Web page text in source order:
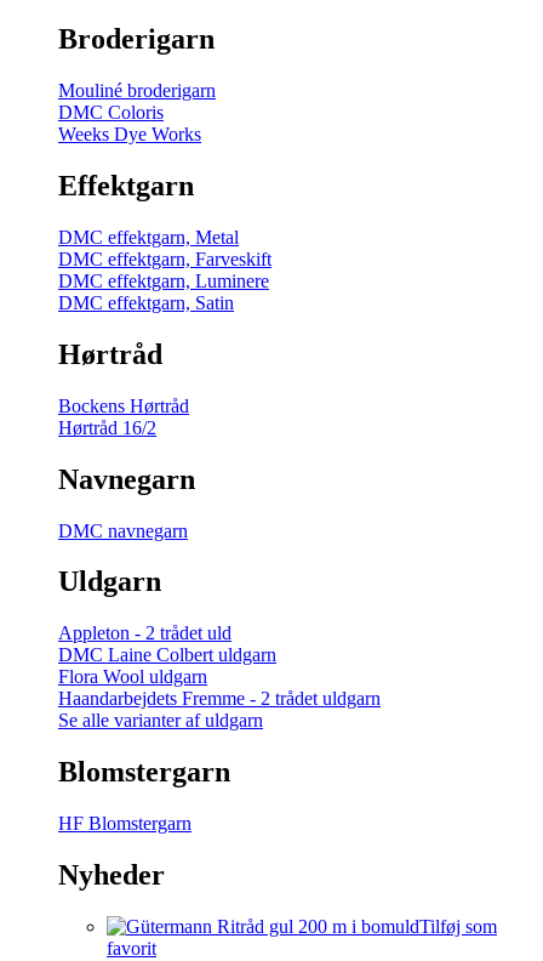
Broderigarn
Mouliné broderigarn
DMC Coloris
Weeks Dye Works
Effektgarn
DMC effektgarn, Metal
DMC effektgarn, Farveskift
DMC effektgarn, Luminere
DMC effektgarn, Satin
Hørtråd
Bockens Hørtråd
Hørtråd 16/2
Navnegarn
DMC navnegarn
Uldgarn
Appleton - 2 trådet uld
DMC Laine Colbert uldgarn
Flora Wool uldgarn
Haandarbejdets Fremme - 2 trådet uldgarn
Se alle varianter af uldgarn
Blomstergarn
HF Blomstergarn
Nyheder
Tilføj som
favorit